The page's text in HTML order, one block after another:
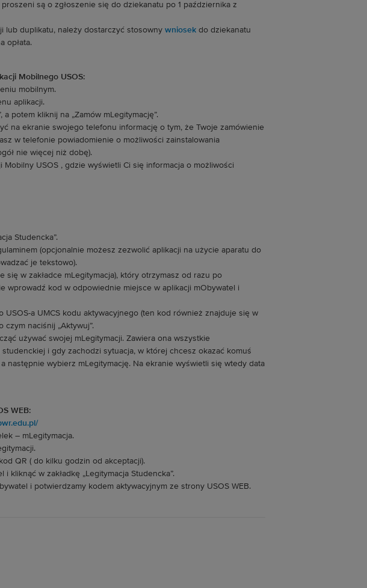
są o zgłoszenie się do dziekanatu po 1 października z
lub duplikatu, należy dostarczyć stosownywniosekdo dziekanatu
opłata.
Mobilnego USOS:
mobilnym.
aplikacji.
potem kliknij na „Zamów mLegitymację”.
na ekranie swojego telefonu informację o tym, że Twoje zamówienie
w telefonie powiadomienie o możliwości zainstalowania
nie więcej niż dobę).
USOS , gdzie wyświetli Ci się informacja o możliwości
Studencka”.
(opcjonalnie możesz zezwolić aplikacji na użycie aparatu do
je tekstowo).
się w zakładce mLegitymacja), który otrzymasz od razu po
wprowadź kod w odpowiednie miejsce w aplikacji mObywatel i
a UMCS kodu aktywacyjnego (ten kod również znajduje się w
czym naciśnij „Aktywuj”.
używać swojej mLegitymacji. Zawiera ona wszystkie
i gdy zachodzi sytuacja, w której chcesz okazać komuś
następnie wybierz mLegitymację. Na ekranie wyświetli się wtedy data
WEB:
– mLegitymacja.
QR ( do kilku godzin od akceptacji).
kliknąć w zakładkę „Legitymacja Studencka”.
i potwierdzamy kodem aktywacyjnym ze strony USOS WEB.